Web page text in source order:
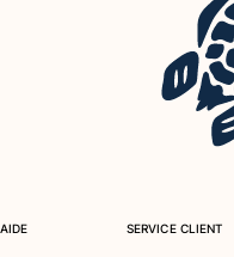
AIDE SERVICE CLIENT